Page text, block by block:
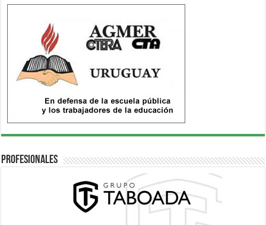
Profesionales